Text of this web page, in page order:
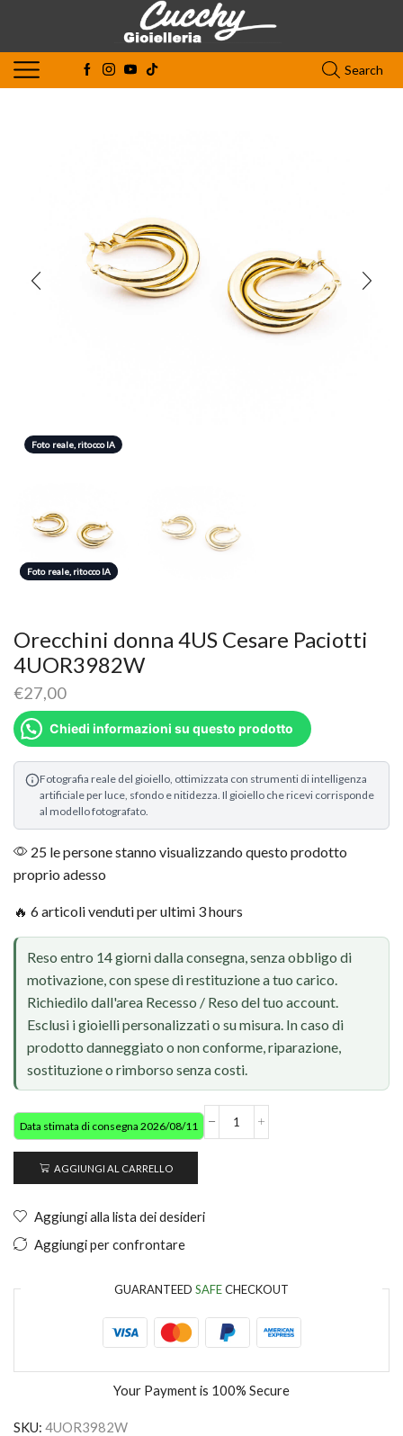
Search
Foto reale, ritocco IA
Foto reale, ritocco IA
Foto reale, ritocco IA
Orecchini donna 4US Cesare Paciotti
4UOR3982W
€27,00
Chiedi informazioni su questo prodotto
Fotografia reale del gioiello, ottimizzata con strumenti di intelligenza
artificiale per luce, sfondo e nitidezza. Il gioiello che ricevi corrisponde
al modello fotografato.
25 le persone stanno visualizzando questo prodotto
proprio adesso
🔥 6 articoli venduti per ultimi 3 hours
Reso entro 14 giorni dalla consegna, senza obbligo di
motivazione, con spese di restituzione a tuo carico.
Richiedilo dall'area Recesso / Reso del tuo account.
Esclusi i gioielli personalizzati o su misura. In caso di
prodotto danneggiato o non conforme, riparazione,
sostituzione o rimborso senza costi.
Data stimata di consegna 2026/08/11
AGGIUNGI AL CARRELLO
Aggiungi alla lista dei desideri
Aggiungi per confrontare
GUARANTEED SAFECHECKOUT
Your Payment is 100% Secure
SKU: 4UOR3982W